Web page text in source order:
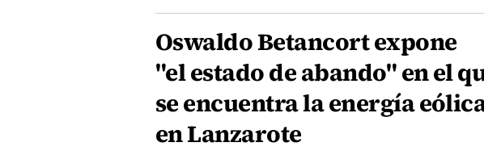
Oswaldo Betancort expone
"el estado de abando" en el
se encuentra la energía
en Lanzarote